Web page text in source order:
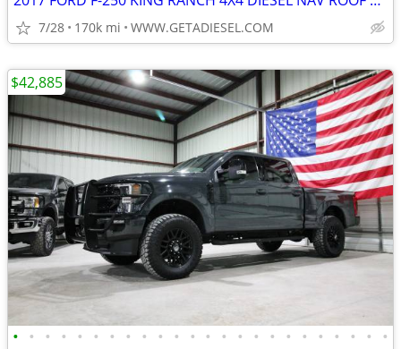
7/28 170k mi WWW.GETADIESEL.COM
• • • • • • • • • • • • • • • • • • • • • • • •
$42,885